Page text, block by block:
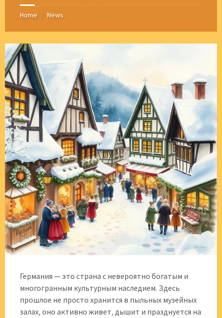
Home / News
Германия — это страна с невероятно богатым и
многогранным культурным наследием. Здесь
прошлое не просто хранится в пыльных музейных
залах‚ оно активно живет‚ дышит и празднуется на